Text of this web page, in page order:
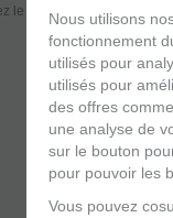
le premier á recevoir des
/
Nous utilisons
fonctionnement
utilisés pour
utilisés pour
des offres
une analyse de
sur le bouton
pour pouvoir les
Vous pouvez